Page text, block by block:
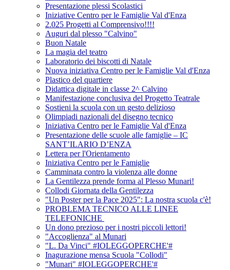
Presentazione plessi Scolastici
Iniziative Centro per le Famiglie Val d'Enza
2.025 Progetti al Comprensivo!!!!
Auguri dal plesso "Calvino"
Buon Natale
La magia del teatro
Laboratorio dei biscotti di Natale
Nuova iniziativa Centro per le Famiglie Val d'Enza
Plastico del quartiere
Didattica digitale in classe 2^ Calvino
Manifestazione conclusiva del Progetto Teatrale
Sostieni la scuola con un gesto delizioso
Olimpiadi nazionali del disegno tecnico
Iniziativa Centro per le Famiglie Val d'Enza
Presentazione delle scuole alle famiglie – IC
SANT’ILARIO D’ENZA
Lettera per l'Orientamento
Iniziativa Centro per le Famiglie
Camminata contro la violenza alle donne
La Gentilezza prende forma al Plesso Munari!
Collodi Giornata della Gentilezza
"Un Poster per la Pace 2025": La nostra scuola c'è!
PROBLEMA TECNICO ALLE LINEE
TELEFONICHE
Un dono prezioso per i nostri piccoli lettori!
"Accoglienza" al Munari
"L. Da Vinci" #IOLEGGOPERCHE'#
Inagurazione mensa Scuola "Collodi"
"Munari" #IOLEGGOPERCHE'#